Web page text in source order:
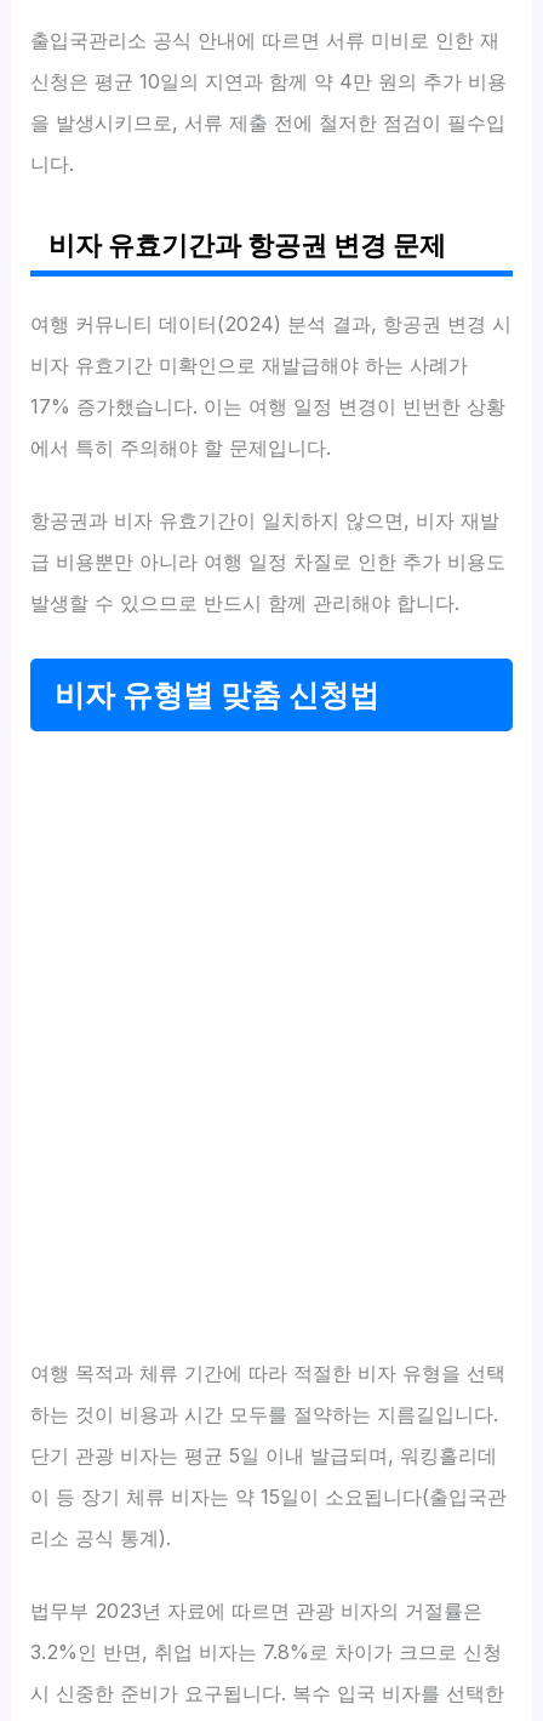
출입국관리소 공식 안내에 따르면 서류 미비로 인한 재
신청은 평균 10일의 지연과 함께 약 4만 원의 추가 비용
을 발생시키므로, 서류 제출 전에 철저한 점검이 필수입
니다.
비자 유효기간과 항공권 변경 문제
여행 커뮤니티 데이터(2024) 분석 결과, 항공권 변경 시
비자 유효기간 미확인으로 재발급해야 하는 사례가
17% 증가했습니다. 이는 여행 일정 변경이 빈번한 상황
에서 특히 주의해야 할 문제입니다.
항공권과 비자 유효기간이 일치하지 않으면, 비자 재발
급 비용뿐만 아니라 여행 일정 차질로 인한 추가 비용도
발생할 수 있으므로 반드시 함께 관리해야 합니다.
비자 유형별 맞춤 신청법
여행 목적과 체류 기간에 따라 적절한 비자 유형을 선택
하는 것이 비용과 시간 모두를 절약하는 지름길입니다.
단기 관광 비자는 평균 5일 이내 발급되며, 워킹홀리데
이 등 장기 체류 비자는 약 15일이 소요됩니다(출입국관
리소 공식 통계).
법무부 2023년 자료에 따르면 관광 비자의 거절률은
3.2%인 반면, 취업 비자는 7.8%로 차이가 크므로 신청
시 신중한 준비가 요구됩니다. 복수 입국 비자를 선택한